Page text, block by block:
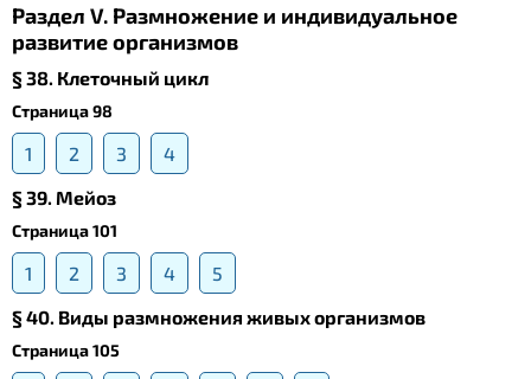
Раздел V. Размножение и индивидуальное
развитие организмов
§ 38. Клеточный цикл
Страница 98
1 2 3
4
§ 39. Meйоз
Страница 101
1 2 3 4
5
§ 40. Виды размножения живых организмов
Страница 105